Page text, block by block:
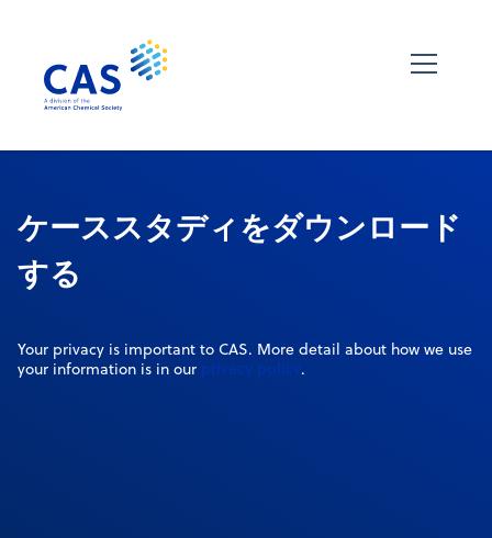
ケーススタディをダウンロード
する
Your privacy is important to CAS. More detail about how we use
your information is in our privacy policy.